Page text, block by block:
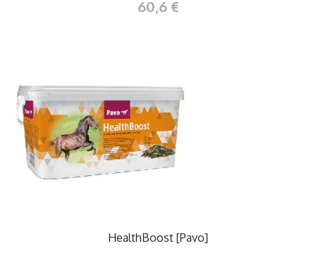
60,6 €
HealthBoost [Pavo]